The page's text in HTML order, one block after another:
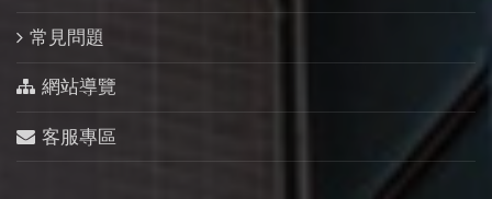
常見問題
網站導覽
客服專區